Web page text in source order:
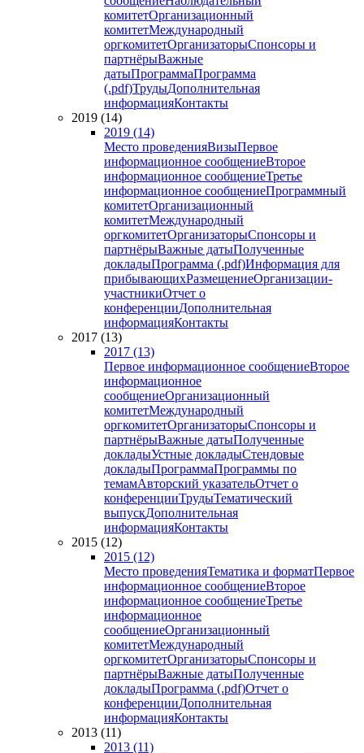
комитетОрганизационный
комитетМеждународный
оргкомитетОрганизаторыСпонсоры и
партнёрыВажные
датыПрограммаПрограмма
(.pdf)ТрудыДополнительная
информацияКонтакты
2019 (14)
2019 (14)
Место проведенияВизыПервое
информационное сообщениеВторое
информационное сообщениеТретье
информационное сообщениеПрограммный
комитетОрганизационный
комитетМеждународный
оргкомитетОрганизаторыСпонсоры и
партнёрыВажные датыПолученные
докладыПрограмма (.pdf)Информация для
прибывающихРазмещениеОрганизации-
участникиОтчет о
конференцииДополнительная
информацияКонтакты
2017 (13)
2017 (13)
Первое информационное сообщениеВторое
информационное
сообщениеОрганизационный
комитетМеждународный
оргкомитетОрганизаторыСпонсоры и
партнёрыВажные датыПолученные
докладыУстные докладыСтендовые
докладыПрограммаПрограммы по
темамАвторский указательОтчет о
конференцииТрудыТематический
выпускДополнительная
информацияКонтакты
2015 (12)
2015 (12)
Место проведенияТематика и форматПервое
информационное сообщениеВторое
информационное сообщениеТретье
информационное
сообщениеОрганизационный
комитетМеждународный
оргкомитетОрганизаторыСпонсоры и
партнёрыВажные датыПолученные
докладыПрограмма (.pdf)Отчет о
конференцииДополнительная
информацияКонтакты
2013 (11)
2013 (11)